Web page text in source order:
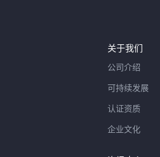
关于我们
公司介绍
可持续发展
认证资质
企业文化